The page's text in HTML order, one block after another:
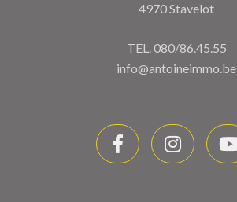
4970 Stavelot
TEL.080/86.45.55
info@antoineimmo.be